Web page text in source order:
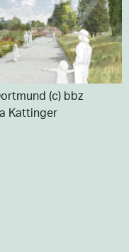
(c) bbz
Kattinger